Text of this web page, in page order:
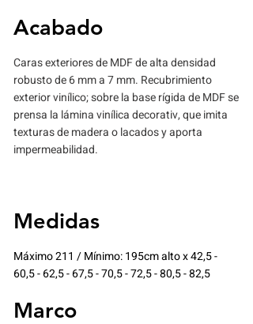
Acabado
Caras exteriores de MDF de alta densidad
robusto de 6 mm a 7 mm. Recubrimiento
exterior vinílico; sobre la base rígida de MDF se
prensa la lámina vinílica decorativ, que imita
texturas de madera o lacados y aporta
impermeabilidad.
Medidas
Máximo 211 / Mínimo: 195cm alto x 42,5 -
60,5 - 62,5 - 67,5 - 70,5 - 72,5 - 80,5 - 82,5
Marco